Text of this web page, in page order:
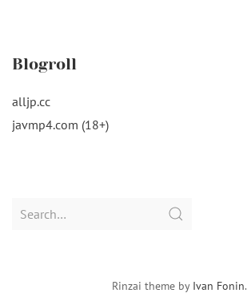
Blogroll
alljp.cc
javmp4.com (18+)
Search
Rinzai theme by Ivan Fonin.